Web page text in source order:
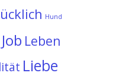
Hund
Job Leben
Liebe